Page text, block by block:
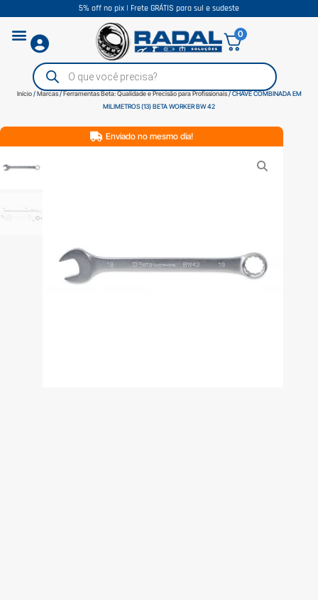
5% off no pix | Frete GRÁTIS para sul e sudeste
0
Início/Marcas/Ferramentas Beta: Qualidade e Precisão para Profissionais/ CHAVE COMBINADA EM
MILIMETROS (13) BETA WORKER BW 42
Enviado no mesmo dia!